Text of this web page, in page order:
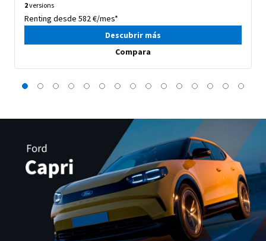
2versions
Renting desde 582 €/mes*
Descubrir más
Compara